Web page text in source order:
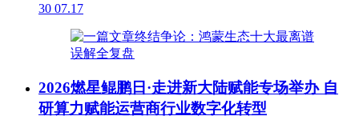
30 07.17
2026燃星鲲鹏日·走进新大陆赋能专场举办 自
研算力赋能运营商行业数字化转型